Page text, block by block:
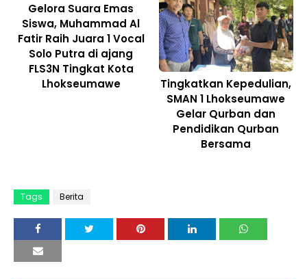
Gelora Suara Emas
Siswa, Muhammad Al
Fatir Raih Juara 1 Vocal
Solo Putra di ajang
FLS3N Tingkat Kota
Lhokseumawe
Tingkatkan Kepedulian,
SMAN 1 Lhokseumawe
Gelar Qurban dan
Pendidikan Qurban
Bersama
Tags Berita